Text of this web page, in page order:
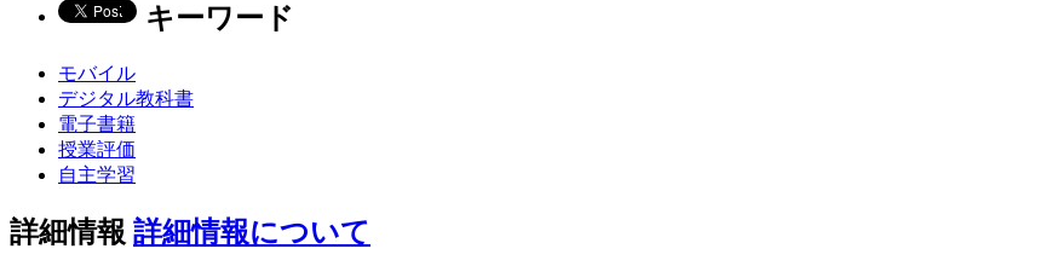
キーワード
モバイル
デジタル教科書
電子書籍
授業評価
自主学習
詳細情報 詳細情報について